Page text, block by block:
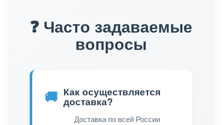
❓ Часто задаваемые
вопросы
🚚 Как осуществляется
доставка?
Доставка по всей России